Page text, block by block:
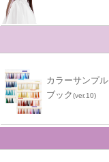
カラーサンプル
ブック(ver.10)